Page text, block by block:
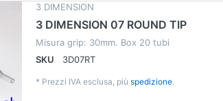
3 DIMENSION
3 DIMENSION 07 ROUND TIP
Misura grip: 30mm. Box 20 tubi
SKU
3D07RT
* Prezzi IVA esclusa, più spedizione.